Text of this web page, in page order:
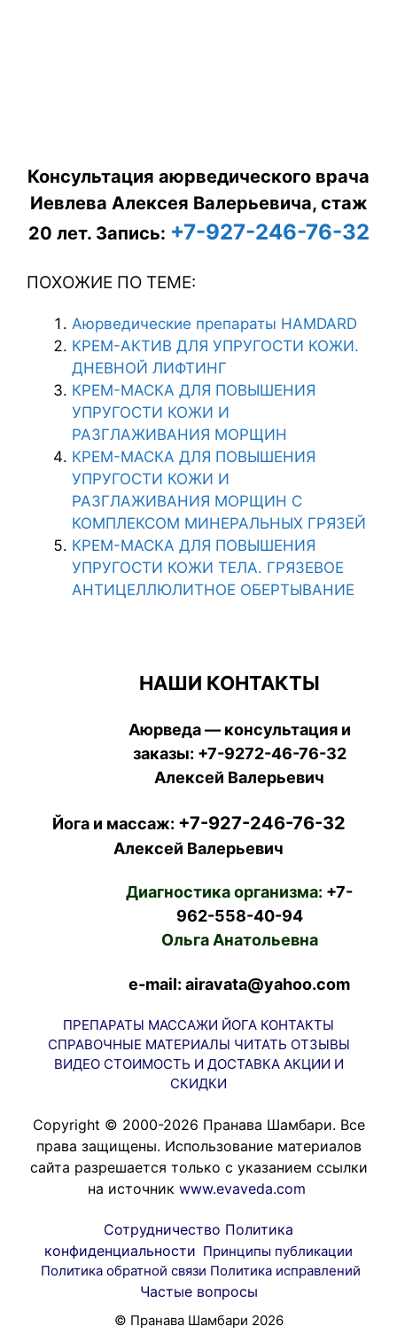
Консультация аюрведического врача
Иевлева Алексея Валерьевича, стаж
20 лет. Запись: +7-927-246-76-32
ПОХОЖИЕ ПО ТЕМЕ:
Аюрведические препараты HAMDARD
КРЕМ-АКТИВ ДЛЯ УПРУГОСТИ КОЖИ.
ДНЕВНОЙ ЛИФТИНГ
КРЕМ-МАСКА ДЛЯ ПОВЫШЕНИЯ
УПРУГОСТИ КОЖИ И
РАЗГЛАЖИВАНИЯ МОРЩИН
КРЕМ-МАСКА ДЛЯ ПОВЫШЕНИЯ
УПРУГОСТИ КОЖИ И
РАЗГЛАЖИВАНИЯ МОРЩИН С
КОМПЛЕКСОМ МИНЕРАЛЬНЫХ ГРЯЗЕЙ
КРЕМ-МАСКА ДЛЯ ПОВЫШЕНИЯ
УПРУГОСТИ КОЖИ ТЕЛА. ГРЯЗЕВОЕ
АНТИЦЕЛЛЮЛИТНОЕ ОБЕРТЫВАНИЕ
НАШИ КОНТАКТЫ
Аюрведа — консультация и
заказы: +7-9272-46-76-32
Алексей Валерьевич
Йога и массаж: +7-927-246-76-32
Алексей Валерьевич
Диагностика организма: +7-
962-558-40-94
Ольга Анатольевна
e-mail: airavata@yahoo.com
ПРЕПАРАТЫ МАССАЖИ ЙОГА КОНТАКТЫ
СПРАВОЧНЫЕ МАТЕРИАЛЫ ЧИТАТЬ ОТЗЫВЫ
ВИДЕО СТОИМОСТЬ И ДОСТАВКА АКЦИИ И
СКИДКИ
Copyright © 2000-2026 Пранава Шамбари. Все
права защищены. Использование материалов
сайта разрешается только с указанием ссылки
на источник www.evaveda.com
Сотрудничество Политика
конфиденциальности Принципы публикации
Политика обратной связи Политика исправлений
Частые вопросы
© Пранава Шамбари 2026